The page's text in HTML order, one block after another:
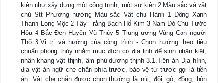
kiện như xây dựng một công trình, một sự kiện 2.Màu sắc và vật
chủ Stt Phương hướng Màu sắc Vật chủ Hành 1 Đông Xanh
Thanh Long Mộc 2 Tây Trắng Bạch Hổ Kim 3 Nam Đỏ Chu Tước
Hỏa 4 Bắc Đen Huyền Vũ Thủy 5 Trung ương Vàng Con người
Thổ 3.Vị trí và hướng của công trình - Chọn hướng theo tiêu
chuẩn phong thủy nhằm mục đích có địa linh để sinh nhân kiệt,
nhân khang vật thịnh, âm phù dương thịnh 3.1.Tiền án Địa hình,
địa vật án ngữ che chắn phía trước, bảo vệ từ trước gọi là tiền
án. Vật che chắn được chọn thường là núi, đồi, gò, đồng, hòn